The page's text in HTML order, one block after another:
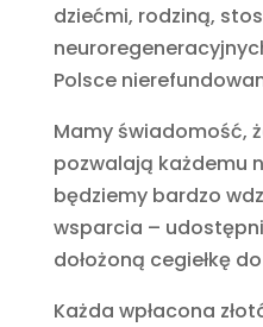
dziećmi, rodziną,
Polsce
Mamy świadomość,
pozwalają każdemu
będziemy bardzo
wsparcia –
dołożoną cegiełkę
Każda wpłacona